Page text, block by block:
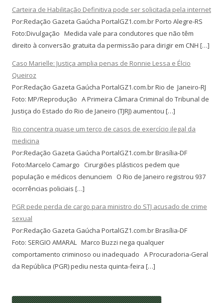
Carteira de Habilitação Definitiva pode ser solicitada pela internet
Por:Redação Gazeta Gaúcha PortalGZ1.com.br Porto Alegre-RS
Foto:Divulgação Medida vale para condutores que não têm
direito à conversão gratuita da permissão para dirigir em CNH […]
Caso Marielle: Justiça amplia penas de Ronnie Lessa e Élcio
Queiroz
Por:Redação Gazeta Gaúcha PortalGZ1.com.br Rio de Janeiro-RJ
Foto: MP/Reprodução A Primeira Câmara Criminal do Tribunal de
Justiça do Estado do Rio de Janeiro (TJRJ) aumentou […]
Rio concentra quase um terço de casos de exercício ilegal da
medicina
Por:Redação Gazeta Gaúcha PortalGZ1.com.br Brasília-DF
Foto:Marcelo Camargo Cirurgiões plásticos pedem que
população e médicos denunciem O Rio de Janeiro registrou 937
ocorrências policiais […]
PGR pede perda de cargo para ministro do STJ acusado de crime
sexual
Por:Redação Gazeta Gaúcha PortalGZ1.com.br Brasília-DF
Foto: SERGIO AMARAL Marco Buzzi nega qualquer
comportamento criminoso ou inadequado A Procuradoria-Geral
da República (PGR) pediu nesta quinta-feira […]